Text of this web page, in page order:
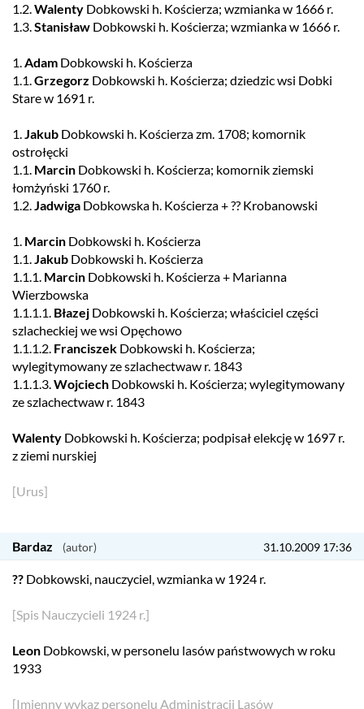
1.2.Walenty Dobkowski h. Kościerza; wzmianka w 1666 r.
1.3.Stanisław Dobkowski h. Kościerza; wzmianka w 1666 r.
1.Adam Dobkowski h. Kościerza
1.1.Grzegorz Dobkowski h. Kościerza; dziedzic wsi Dobki
Stare w 1691 r.
1.Jakub Dobkowski h. Kościerza zm. 1708; komornik
ostrołęcki
1.1. Marcin Dobkowski h. Kościerza; komornik ziemski
łomżyński 1760 r.
1.2.Jadwiga Dobkowska h. Kościerza + ?? Krobanowski
1. Marcin Dobkowski h. Kościerza
1.1.Jakub Dobkowski h. Kościerza
1.1.1. Marcin Dobkowski h. Kościerza + Marianna
Wierzbowska
1.1.1.1. Błazej Dobkowski h. Kościerza; właściciel części
szlacheckiej we wsi Opęchowo
1.1.1.2. Franciszek Dobkowski h. Kościerza;
wylegitymowany ze szlachectwaw r. 1843
1.1.1.3.Wojciech Dobkowski h. Kościerza; wylegitymowany
ze szlachectwaw r. 1843
Walenty Dobkowski h. Kościerza; podpisał elekcję w 1697 r.
z ziemi nurskiej
[Urus]
Bardaz 31.10.2009 17:36
?? Dobkowski, nauczyciel, wzmianka w 1924 r.
[Spis Nauczycieli 1924 r.]
Leon Dobkowski, w personelu lasów państwowych w roku
1933
[Imienny wykaz personelu Administracji Lasów